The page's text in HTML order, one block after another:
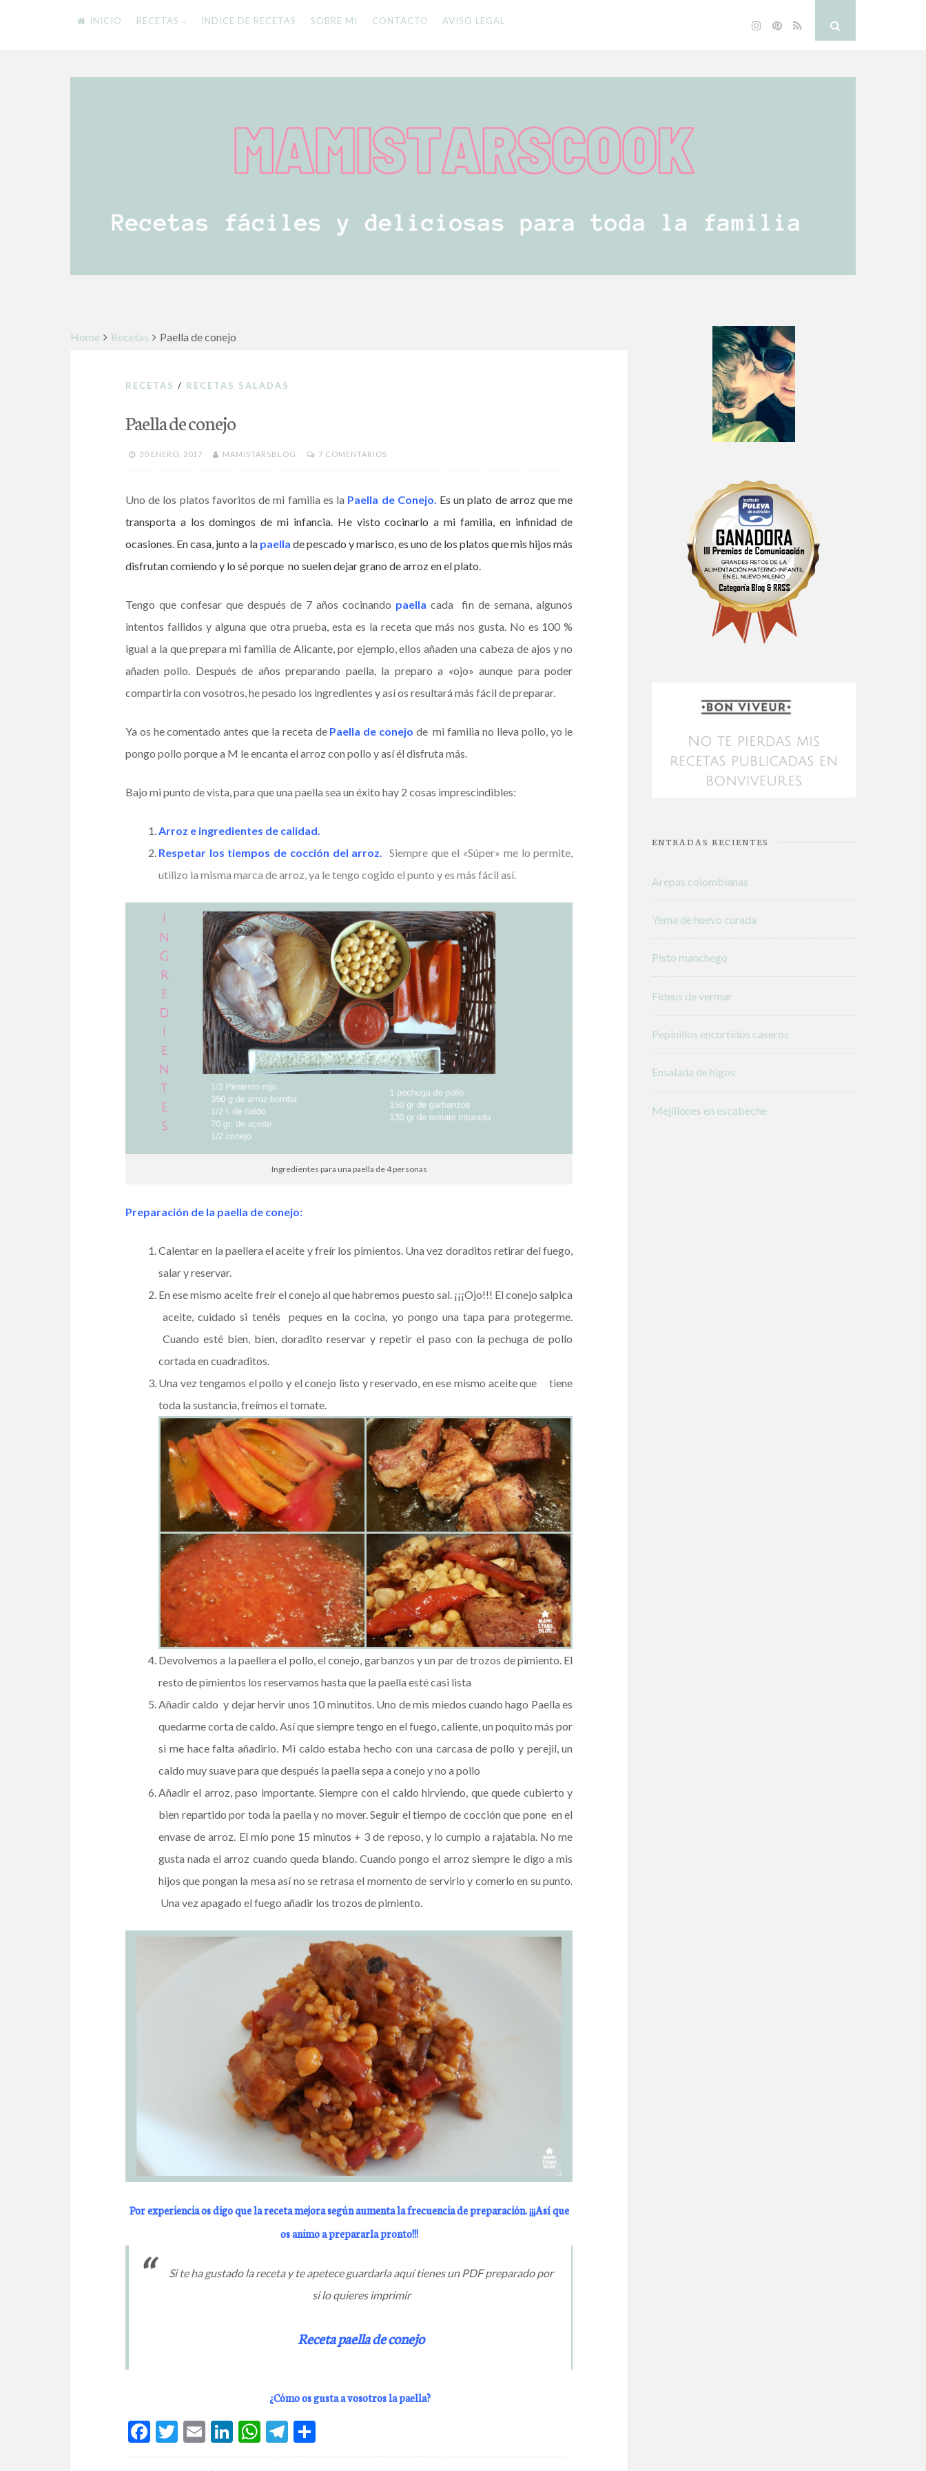
INICIO RECETAS ÍNDICE DE RECETAS SOBRE MI CONTACTO AVISO LEGAL Instagram
Pinterest
Home Recetas Paella de conejo
RECETAS / RECETAS SALADAS
Paella de conejo
30 ENERO, 2017 MAMISTARSBLOG 7 COMENTARIOS
Uno de los platos favoritos de mi familia es la Paella de Conejo. Es un plato de arroz que me
transporta a los domingos de mi infancia. He visto cocinarlo a mi familia, en infinidad de
ocasiones. En casa, junto a la paella de pescado y marisco, es uno de los platos que mis hijos más
disfrutan comiendo y lo sé porque no suelen dejar grano de arroz en el plato.
Tengo que confesar que después de 7 años cocinando paella cada fin de semana, algunos
intentos fallidos y alguna que otra prueba, esta es la receta que más nos gusta. No es 100 %
igual a la que prepara mi familia de Alicante, por ejemplo, ellos añaden una cabeza de ajos y no
añaden pollo. Después de años preparando paella, la preparo a «ojo» aunque para poder
compartirla con vosotros, he pesado los ingredientes y así os resultará más fácil de preparar.
Ya os he comentado antes que la receta de Paella de conejo de mi familia no lleva pollo, yo le
pongo pollo porque a M le encanta el arroz con pollo y así él disfruta más.
Bajo mi punto de vista, para que una paella sea un éxito hay 2 cosas imprescindibles:
Arroz e ingredientes de calidad.
Respetar los tiempos de cocción del arroz. Siempre que el «Súper» me lo permite,
utilizo la misma marca de arroz, ya le tengo cogido el punto y es más fácil así.
Ingredientes para una paella de 4 personas
Preparación de la paella de conejo:
Calentar en la paellera el aceite y freír los pimientos. Una vez doraditos retirar del fuego,
salar y reservar.
En ese mismo aceite freír el conejo al que habremos puesto sal. ¡¡¡Ojo!!! El conejo salpica
aceite, cuidado si tenéis peques en la cocina, yo pongo una tapa para protegerme.
Cuando esté bien, bien, doradito reservar y repetir el paso con la pechuga de pollo
cortada en cuadraditos.
Una vez tengamos el pollo y el conejo listo y reservado, en ese mismo aceite que tiene
toda la sustancia, freímos el tomate.
Devolvemos a la paellera el pollo, el conejo, garbanzos y un par de trozos de pimiento. El
resto de pimientos los reservamos hasta que la paella esté casi lista
Añadir caldo y dejar hervir unos 10 minutitos. Uno de mis miedos cuando hago Paella es
quedarme corta de caldo. Así que siempre tengo en el fuego, caliente, un poquito más por
si me hace falta añadirlo. Mi caldo estaba hecho con una carcasa de pollo y perejil, un
caldo muy suave para que después la paella sepa a conejo y no a pollo
Añadir el arroz, paso importante. Siempre con el caldo hirviendo, que quede cubierto y
bien repartido por toda la paella y no mover. Seguir el tiempo de cocción que pone en el
envase de arroz. El mío pone 15 minutos + 3 de reposo, y lo cumplo a rajatabla. No me
gusta nada el arroz cuando queda blando. Cuando pongo el arroz siempre le digo a mis
hijos que pongan la mesa así no se retrasa el momento de servirlo y comerlo en su punto.
Una vez apagado el fuego añadir los trozos de pimiento.
Por experiencia os digo que la receta mejora según aumenta la frecuencia de preparación. ¡¡¡Así que
os animo a prepararla pronto!!!
Si te ha gustado la receta y te apetece guardarla aquí tienes un PDF preparado por
si lo quieres imprimir
Receta paella de conejo
¿Cómo os gusta a vosotros la paella?
F
ac
T
w
E
m
Li
n
W
h
T
el o
ENTRADAS RECIENTES
Arepas colombianas
Yema de huevo curada
Pisto manchego
Fideus de vermar
Pepinillos encurtidos caseros
Ensalada de higos
Mejillones en escabeche